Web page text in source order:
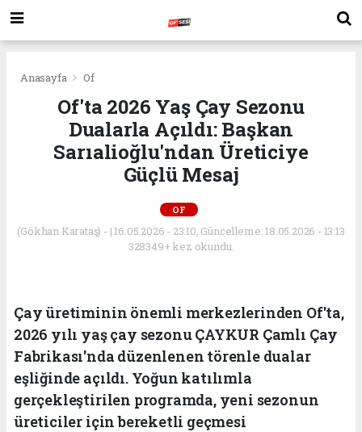
Anasayfa Of
Of'ta 2026 Yaş Çay Sezonu
Dualarla Açıldı: Başkan
Sarıalioğlu'ndan Üreticiye
Güçlü Mesaj
OF
(Gökhan Karataş) - | 16.05.2026 - 23:10, Güncelleme: 18.05.2026 - 13:13
328349+ kez okundu.
Çay üretiminin önemli merkezlerinden Of'ta,
2026 yılı yaş çay sezonu ÇAYKUR Çamlı Çay
Fabrikası'nda düzenlenen törenle dualar
eşliğinde açıldı. Yoğun katılımla
gerçekleştirilen programda, yeni sezonun
üreticiler için bereketli geçmesi